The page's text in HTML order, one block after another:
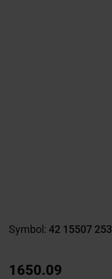
Symbol: 42 15507 253
1650.09